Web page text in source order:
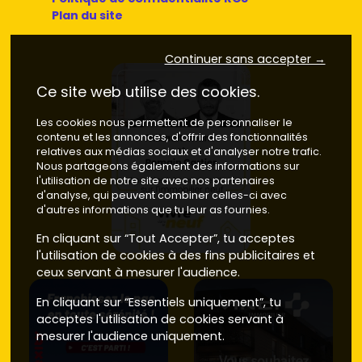
secteur).
matériaux et la gestion des parties communes.
Prêt à passer à l'action ? Parcours les programmes en
quartier, type de logement et budget, et demande
une visite ou une mise en relation pour avancer dès
aujourd'hui.
Plan du site
Continuer sans accepter →
Ce site web utilise des cookies.
Les cookies nous permettent de personnaliser le
contenu et les annonces, d'offrir des fonctionnalités
relatives aux médias sociaux et d'analyser notre trafic.
Nous partageons également des informations sur
l'utilisation de notre site avec nos partenaires
d'analyse, qui peuvent combiner celles-ci avec
d'autres informations que tu leur as fournies.
En cliquant sur “Tout Accepter”, tu acceptes
l'utilisation de cookies à des fins publicitaires et
ceux servant à mesurer l'audience.
En cliquant sur “Essentiels uniquement”, tu
acceptes l'utilisation de cookies servant à
mesurer l'audience uniquement.